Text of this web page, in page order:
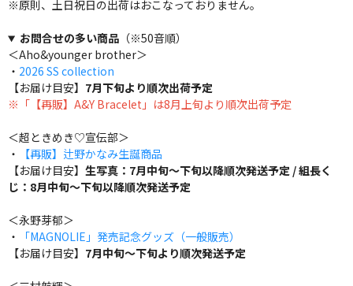
※原則、土日祝日の出荷はおこなっておりません。
お問合せの多い商品（※50音順）
＜Aho&younger brother＞
・ 2026 SS collection
【お届け目安】 7月下旬より順次出荷予定
※「【再販】A&Y Bracelet」は8月上旬より順次出荷予定
＜超ときめき♡宣伝部＞
・
【再販】辻野かなみ生誕商品
【お届け目安】 生写真：7月中旬～下旬以降順次発送予定 / 組長く
じ：8月中旬～下旬以降順次発送予定
＜永野芽郁＞
・
「MAGNOLIE」発売記念グッズ（一般販売）
【お届け目安】 7月中旬～下旬より順次発送予定